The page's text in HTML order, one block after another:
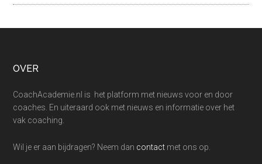
Footer
OVER
CoachAcademie.nl is het platform met nieuws voor en door
coaches. En uiteraard ook met nieuws en informatie over het
vak coaching.
Wil je er aan bijdragen? Neem dan contact met ons op.